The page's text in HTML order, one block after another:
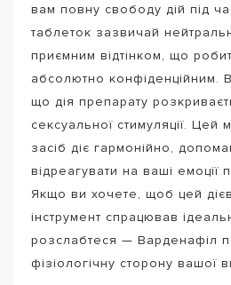
вам повну свободу дій під
таблеток зазвичай
приємним відтінком, що
абсолютно конфіденційним.
що дія препарату
сексуальної стимуляції. Цей
засіб діє гармонійно,
відреагувати на ваші
Якщо ви хочете, щоб цей
інструмент спрацював
розслабтеся — Варденафіл
фізіологічну сторону вашої